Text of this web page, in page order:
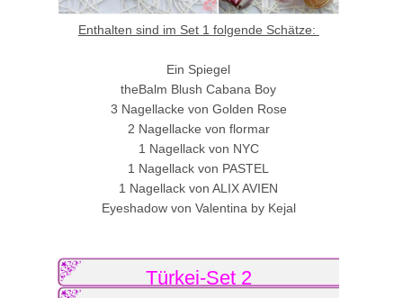
Enthalten sind im Set 1 folgende Schätze:
Ein Spiegel
theBalm Blush Cabana Boy
3 Nagellacke von Golden Rose
2 Nagellacke von flormar
1 Nagellack von NYC
1 Nagellack von PASTEL
1 Nagellack von ALIX AVIEN
Eyeshadow von Valentina by Kejal
Türkei-Set 2